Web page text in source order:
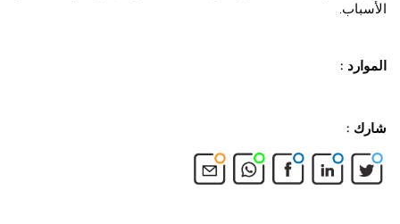
الأسباب.
الموارد :
شارك :